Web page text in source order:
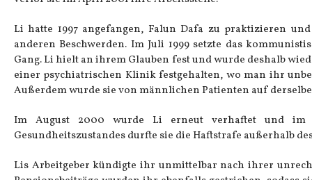
Li hatte 1997 angefangen, Falun Dafa zu praktizieren
anderen Beschwerden. Im Juli 1999 setzte das
Gang. Li hielt an ihrem Glauben fest und wurde deshalb
einer psychiatrischen Klinik festgehalten, wo man ihr
Außerdem wurde sie von männlichen Patienten auf
Im August 2000 wurde Li erneut verhaftet und
Gesundheitszustandes durfte sie die Haftstrafe außerhalb
Lis Arbeitgeber kündigte ihr unmittelbar nach ihrer